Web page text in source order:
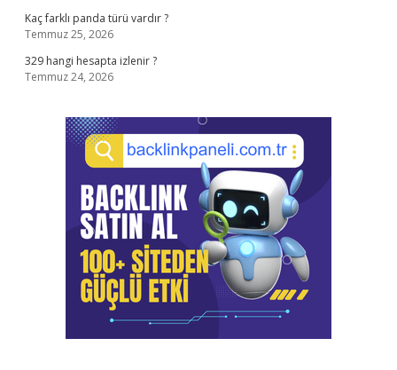
Kaç farklı panda türü vardır ?
Temmuz 25, 2026
329 hangi hesapta izlenir ?
Temmuz 24, 2026